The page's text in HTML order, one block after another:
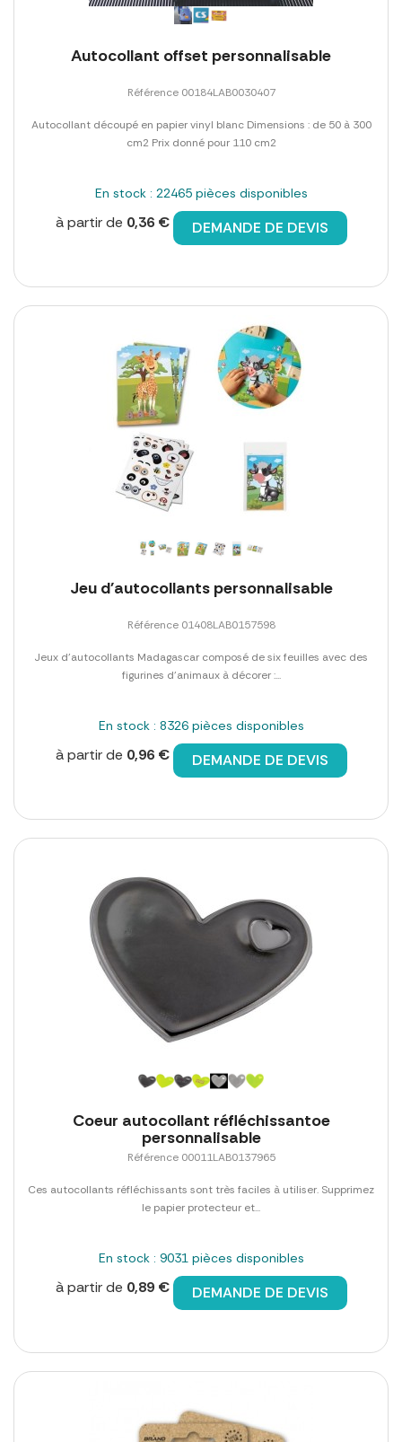
Autocollant offset personnalisable
Référence 00184LAB0030407
Autocollant découpé en papier vinyl blanc Dimensions : de 50 à 300
cm2 Prix donné pour 110 cm2
En stock : 22465 pièces disponibles
à partir de 0,36 € DEMANDE DE DEVIS
Jeu d'autocollants personnalisable
Référence 01408LAB0157598
Jeux d'autocollants Madagascar composé de six feuilles avec des
figurines d'animaux à décorer :...
En stock : 8326 pièces disponibles
à partir de 0,96 € DEMANDE DE DEVIS
Coeur autocollant réfléchissantoe
personnalisable
Référence 00011LAB0137965
Ces autocollants réfléchissants sont très faciles à utiliser. Supprimez
le papier protecteur et...
En stock : 9031 pièces disponibles
à partir de 0,89 € DEMANDE DE DEVIS